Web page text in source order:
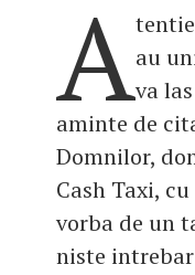
Aau
va
aminte de
Domnilor,
Cash Taxi,
vorba de un
niste